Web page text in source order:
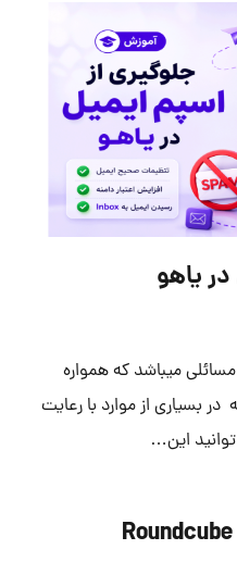
یاهو
میباشد که همواره
بسیاری از موارد با رعایت
این…